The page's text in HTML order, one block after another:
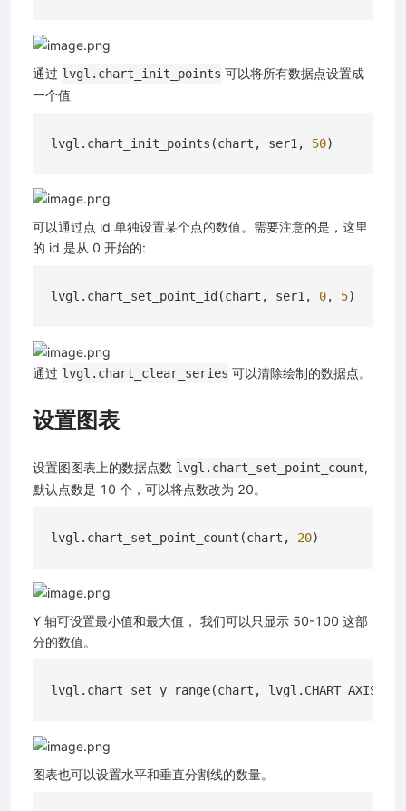
通过 lvgl.chart_init_points 可以将所有数据点设置成
一个值
lvgl.chart_init_points(chart, ser1, 50
可以通过点 id 单独设置某个点的数值。需要注意的是，这里
的 id 是从 0 开始的:
lvgl.chart_set_point_id(chart, ser1, 0, 5
通过 lvgl.chart_clear_series 可以清除绘制的数据点。
设置图表
设置图图表上的数据点数 lvgl.chart_set_point_count,
默认点数是 10 个，可以将点数改为 20。
lvgl.chart_set_point_count(chart, 20
Y 轴可设置最小值和最大值， 我们可以只显示 50-100 这部
分的数值。
lvgl.chart_set_y_range(chart,
图表也可以设置水平和垂直分割线的数量。